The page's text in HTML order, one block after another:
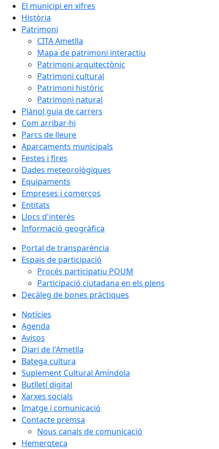
El municipi en xifres
Història
Patrimoni
CITA Ametlla
Mapa de patrimoni interactiu
Patrimoni arquitectònic
Patrimoni cultural
Patrimoni històric
Patrimoni natural
Plànol guia de carrers
Com arribar-hi
Parcs de lleure
Aparcaments municipals
Festes i fires
Dades meteorològiques
Equipaments
Empreses i comerços
Entitats
Llocs d'interès
Informació geogràfica
Portal de transparència
Espais de participació
Procés participatiu POUM
Participació ciutadana en els plens
Decàleg de bones pràctiques
Notícies
Agenda
Avisos
Diari de l'Ametlla
Batega cultura
Suplement Cultural Amíndola
Butlletí digital
Xarxes socials
Imatge i comunicació
Contacte premsa
Nous canals de comunicació
Hemeroteca